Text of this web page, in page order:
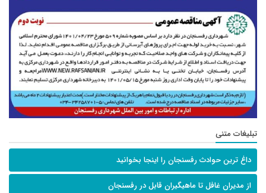
تبلیغات متنی
داغ ترین حوادث رفسنجان را اینجا بخوانید
از مدیران غافل تا ماهیگیران قابل در رفسنجان